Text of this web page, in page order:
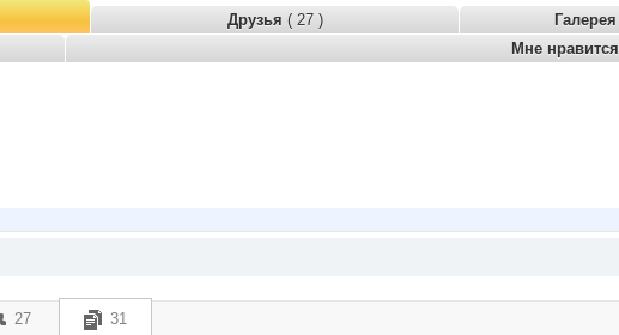
Друзья ( 27 ) Галерея
Мне нравится
27 31